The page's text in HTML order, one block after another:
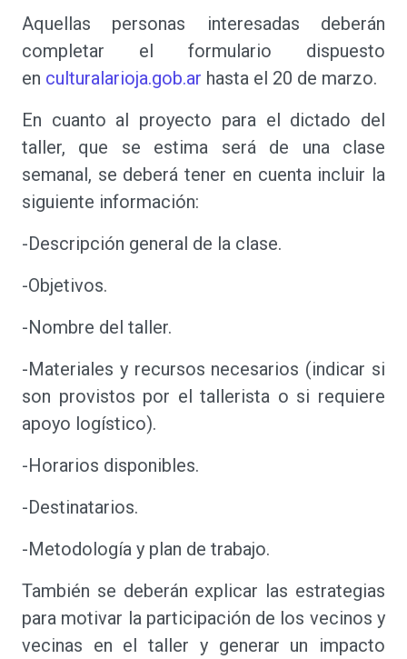
Aquellas personas interesadas deberán
completar el formulario dispuesto
en culturalarioja.gob.ar hasta el 20 de marzo.
En cuanto al proyecto para el dictado del
taller, que se estima será de una clase
semanal, se deberá tener en cuenta incluir la
siguiente información:
-Descripción general de la clase.
-Objetivos.
-Nombre del taller.
-Materiales y recursos necesarios (indicar si
son provistos por el tallerista o si requiere
apoyo logístico).
-Horarios disponibles.
-Destinatarios.
-Metodología y plan de trabajo.
También se deberán explicar las estrategias
para motivar la participación de los vecinos y
vecinas en el taller y generar un impacto